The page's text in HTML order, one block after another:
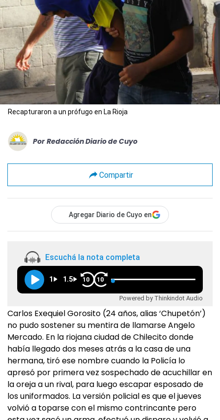
Recapturaron a un prófugo en La Rioja
Por Redacción Diario de Cuyo
Compartir
Agregar Diario de Cuyo en
Escuchá la nota completa
1 1.5 10 10
Powered by Thinkindot Audio
Carlos Exequiel Gorosito (24 años, alias ‘Chupetón’)
no pudo sostener su mentira de llamarse Angelo
Mercado. En la riojana ciudad de Chilecito donde
había llegado dos meses atrás a la casa de una
hermana, tiró ese nombre cuando la Policía lo
apresó por primera vez sospechado de acuchillar en
la oreja a un rival, para luego escapar esposado de
los uniformados. La versión policial es que el jueves
volvió a toparse con el mismo contrincante pero